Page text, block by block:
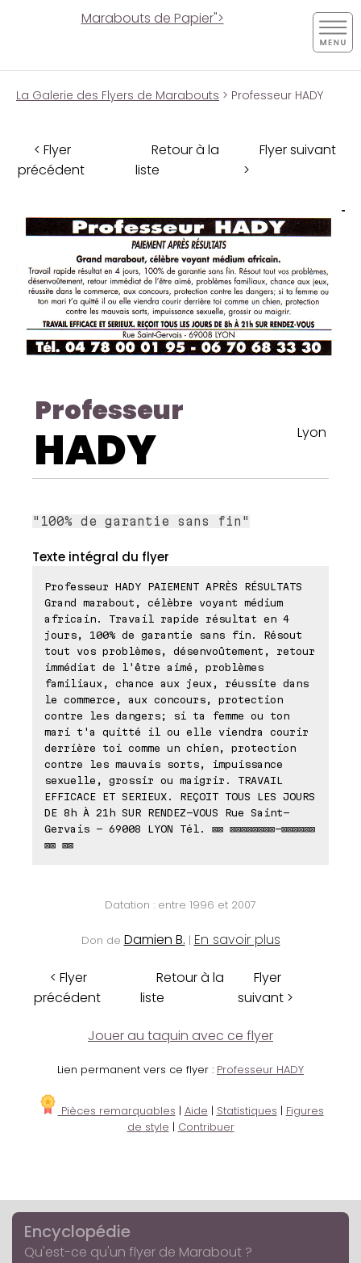
Marabouts de Papier">
La Galerie des Flyers de Marabouts > Professeur HADY
< Flyer
précédent
Retour à la
liste
Flyer suivant
>
Professeur
HADY Lyon
"100% de garantie sans fin"
Texte intégral du flyer
Professeur HADY PAIEMENT APRÈS RÉSULTATS
Grand marabout, célèbre voyant médium
africain. Travail rapide résultat en 4
jours, 100% de garantie sans fin. Résout
tout vos problèmes, désenvoûtement, retour
immédiat de l'être aimé, problèmes
familiaux, chance aux jeux, réussite dans
le commerce, aux concours, protection
contre les dangers; si ta femme ou ton
mari t'a quitté il ou elle viendra courir
derrière toi comme un chien, protection
contre les mauvais sorts, impuissance
sexuelle, grossir ou maigrir. TRAVAIL
EFFICACE ET SERIEUX. REÇOIT TOUS LES JOURS
DE 8h À 21h SUR RENDEZ-VOUS Rue Saint-
Gervais - 69008 LYON Tél. ⊠⊠ ⊠⊠⊠⊠⊠⊠⊠⊠-⊠⊠⊠⊠⊠⊠
⊠⊠ ⊠⊠
Datation : entre 1996 et 2007
Don de Damien B. | En savoir plus
< Flyer
précédent
Retour à la
liste
Flyer
suivant >
Jouer au taquin avec ce flyer
Lien permanent vers ce flyer : Professeur HADY
Pièces remarquables | Aide | Statistiques | Figures
de style | Contribuer
Encyclopédie
Qu'est-ce qu'un flyer de Marabout ?